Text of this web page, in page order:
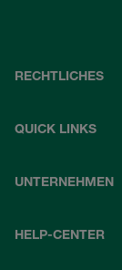
RECHTLICHES
QUICK LINKS
UNTERNEHMEN
HELP-CENTER